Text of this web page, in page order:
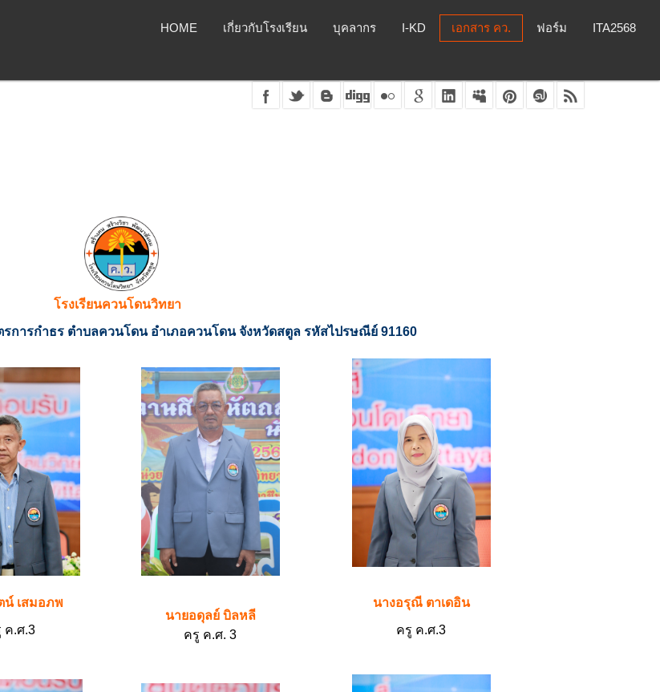
HOME เกี่ยวกับโรงเรียน บุคลากร I-KD เอกสาร คว. ฟอร์ม ITA2568
โรงเรียนควนโดนวิทยา
การกำธร ตำบลควนโดน อำเภอควนโดน จังหวัดสตูล รหัสไปรษณีย์ 91160
น์ เสมอภพ
ค.ศ.3
นายอดุลย์ บิลหลี
ครู ค.ศ. 3
นางอรุณี ตาเดอิน
ครู ค.ศ.3